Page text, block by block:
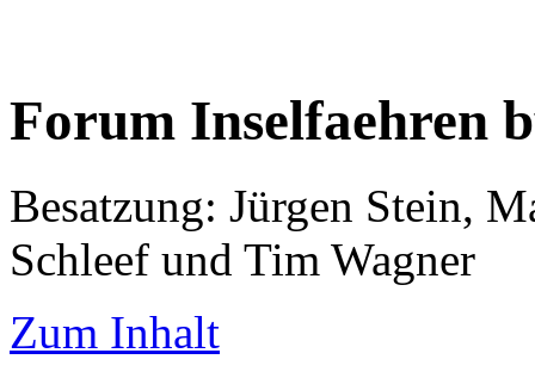
Forum Inselfaehren
Besatzung: Jürgen Stein,
Schleef und Tim Wagner
Zum Inhalt